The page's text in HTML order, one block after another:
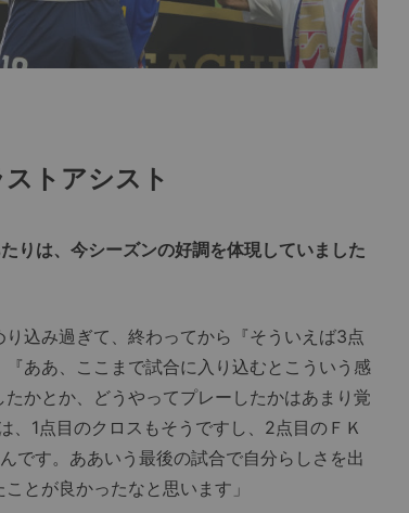
トアシスト
は、今シーズンの好調を体現していました
込み過ぎて、終わってから『そういえば3点
ああ、ここまで試合に入り込むとこういう感
かとか、どうやってプレーしたかはあまり覚
、1点目のクロスもそうですし、2点目のＦＫ
です。ああいう最後の試合で自分らしさを出
とが良かったなと思います」